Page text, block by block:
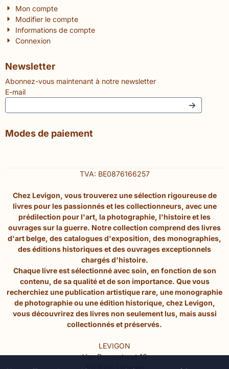
Mon compte
Modifier le compte
Informations de compte
Connexion
Newsletter
Abonnez-vous maintenant à notre newsletter
E-mail
Modes de paiement
TVA: BE0876166257
Chez Levigon, vous trouverez une sélection rigoureuse de
livres pour les passionnés et les collectionneurs, avec une
prédilection pour l'art, la photographie, l'histoire et les
ouvrages sur la guerre. Notre collection comprend des livres
d'art belge, des catalogues d'exposition, des monographies,
des éditions historiques et des ouvrages exceptionnels
chargés d'histoire.
Chaque livre est sélectionné avec soin, en fonction de son
contenu, de sa qualité et de son importance. Que vous
recherchiez une publication artistique rare, une monographie
de photographie ou une édition historique, chez Levigon,
vous découvrirez des livres non seulement lus, mais aussi
collectionnés et préservés.
LEVIGON
Van Duysestraat 10